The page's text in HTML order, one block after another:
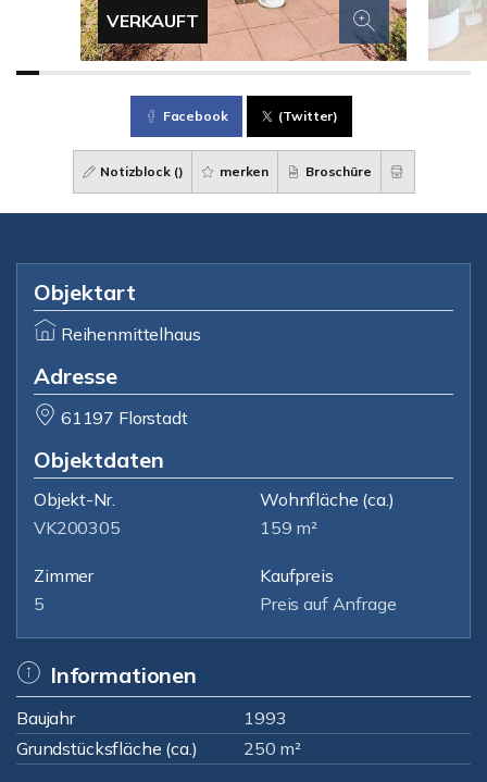
VERKAUFT
Facebook (Twitter)
Notizblock () merken Broschüre
Objektart
Reihenmittelhaus
Adresse
61197 Florstadt
Objektdaten
Objekt-Nr.
VK200305
Wohnfläche (ca.)
159 m²
Zimmer
5
Kaufpreis
Preis auf Anfrage
Informationen
Baujahr
1993
Grundstücksfläche (ca.)
250 m²